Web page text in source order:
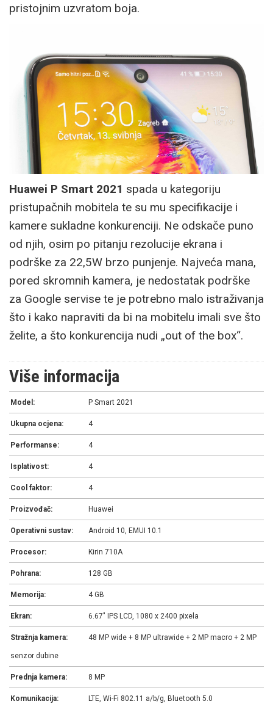
pristojnim uzvratom boja.
Huawei P Smart 2021 spada u kategoriju
pristupačnih mobitela te su mu specifikacije i
kamere sukladne konkurenciji. Ne odskače puno
od njih, osim po pitanju rezolucije ekrana i
podrške za 22,5W brzo punjenje. Najveća mana,
pored skromnih kamera, je nedostatak podrške
za Google servise te je potrebno malo istraživanja
što i kako napraviti da bi na mobitelu imali sve što
želite, a što konkurencija nudi „out of the box“.
Više informacija
Model: P Smart 2021
Ukupna ocjena: 4
Performanse: 4
Isplativost: 4
Cool faktor: 4
Proizvođač: Huawei
Operativni sustav: Android 10, EMUI 10.1
Procesor: Kirin 710A
Pohrana: 128 GB
Memorija: 4 GB
Ekran: 6.67" IPS LCD, 1080 x 2400 pixela
Stražnja kamera: 48 MP wide + 8 MP ultrawide + 2 MP macro + 2 MP
senzor dubine
Prednja kamera: 8 MP
Komunikacija: LTE, Wi-Fi 802.11 a/b/g, Bluetooth 5.0